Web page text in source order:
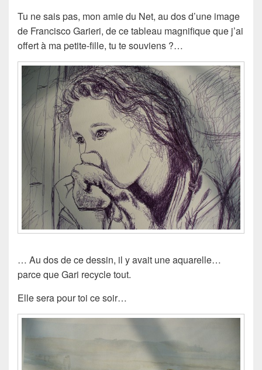
Tu ne sais pas, mon amie du Net, au dos d’une image
de Francisco Garieri, de ce tableau magnifique que j’ai
offert à ma petite-fille, tu te souviens ?…
… Au dos de ce dessin, il y avait une aquarelle…
parce que Gari recycle tout.
Elle sera pour toi ce soir…